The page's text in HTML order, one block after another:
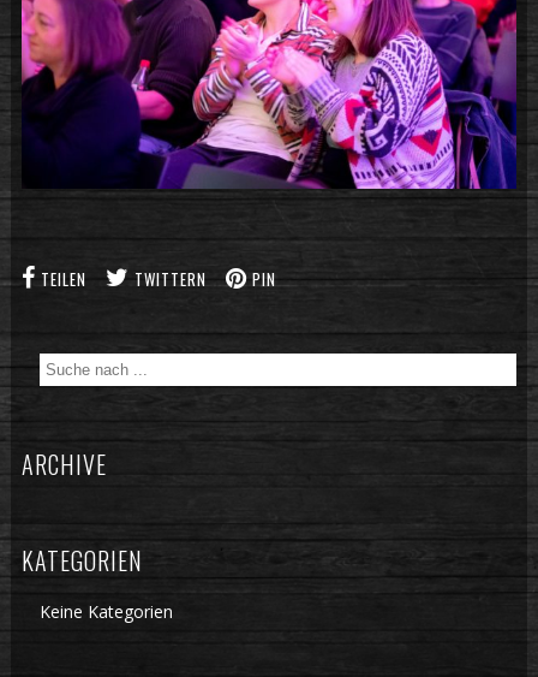
TEILEN TWITTERN PIN
ARCHIVE
KATEGORIEN
Keine Kategorien